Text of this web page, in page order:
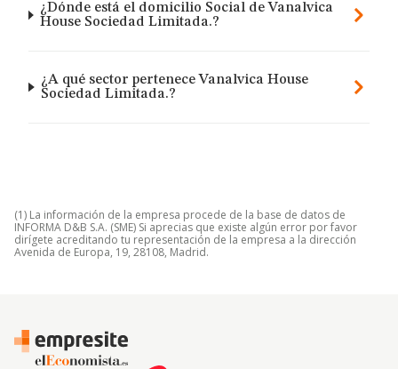
¿Dónde está el domicilio Social de Vanalvica
House Sociedad Limitada.?
¿A qué sector pertenece Vanalvica House
Sociedad Limitada.?
(1) La información de la empresa procede de la base de datos de
INFORMA D&B S.A. (SME) Si aprecias que existe algún error por favor
dirígete acreditando tu representación de la empresa a la dirección
Avenida de Europa, 19, 28108, Madrid.